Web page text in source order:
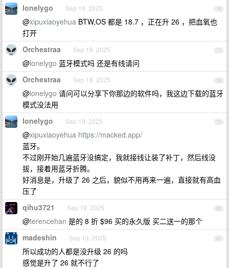
76
lonelygo Sep 18, 2025
@xipuxiaoyehua BTW,OS 都是 18.7 ，正在升 26 ，把血氧也
打开
77
Orchestraa Sep 18, 2025
@lonelygo 蓝牙模式吗 还是有线请问
78
Orchestraa Sep 18, 2025
@lonelygo 请问可以分享下你那边的软件吗，我这边下载的蓝牙
模式没法用
79
lonelygo Sep 19, 2025
@xipuxiaoyehua https://macked.app/
蓝牙。
不过刚开始几遍蓝牙没搞定，我就接线让装了补丁，然后线没
拔，接着用蓝牙折腾。
好消息是，升级了 26 之后，貌似不用再来一遍，直接就有高血
压了
80
qihu3721 Sep 19, 2025
@terencehan 是的 8 折 $96 买的永久版 买二送一的那个
81
madeshin Sep 19, 2025
所以成功的人都是没升级 26 的吗
感觉是升了 26 就不行了